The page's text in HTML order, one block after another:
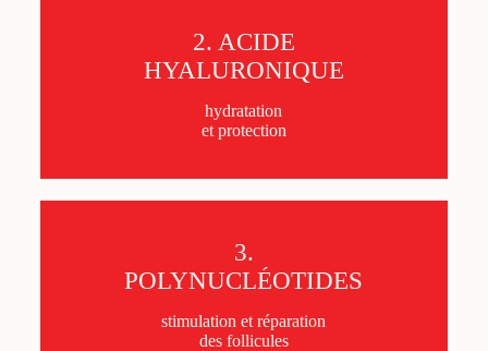
2. ACIDE
HYALURONIQUE
hydratation
et protection
3.
POLYNUCLÉOTIDES
stimulation et réparation
des follicules